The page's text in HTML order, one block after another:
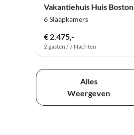
Vakantiehuis Huis Boston
6 Slaapkamers
€ 2.475,-
2 gasten / 7 Nachten
Alles
Weergeven